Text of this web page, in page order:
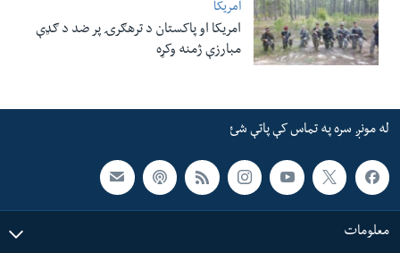
امریکا
امریکا او پاکستان د ترهګرۍ پر ضد د ګډې
مبارزې ژمنه وکړه
له مونږ سره په تماس کې پاتې شئ
معلومات